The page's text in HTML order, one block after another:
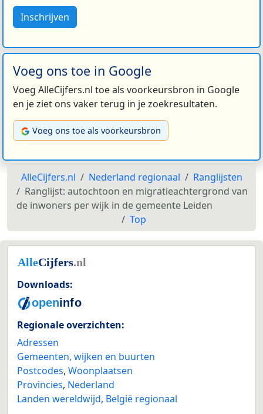
Inschrijven
Voeg ons toe in Google
Voeg AlleCijfers.nl toe als voorkeursbron in Google
en je ziet ons vaker terug in je zoekresultaten.
Voeg ons toe als voorkeursbron
AlleCijfers.nl Nederland regionaal
Ranglijsten
Ranglijst: autochtoon en migratieachtergrond van
de inwoners per wijk in de gemeente Leiden
Top
Downloads:
Regionale overzichten:
Adressen
Gemeenten, wijken en buurten
Postcodes, Woonplaatsen
Provincies, Nederland
Landen wereldwijd, België regionaal